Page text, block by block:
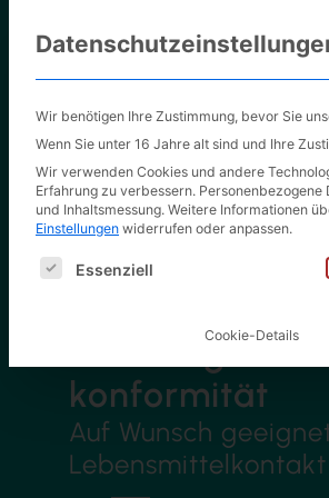
Kartonagen
konformität
Auf Wunsch
Lebensmittelkontakt
Wir benötigen Ihre Zustimmung, bevor Sie
Wenn Sie unter 16 Jahre alt sind und Ihre
Wir verwenden Cookies und andere
Erfahrung zu verbessern. Personenbezogene
und Inhaltsmessung. Weitere Informationen
Einstellungen widerrufen oder anpassen.
Es folgt eine Liste der Service-
Essenziell
Cookie-Details